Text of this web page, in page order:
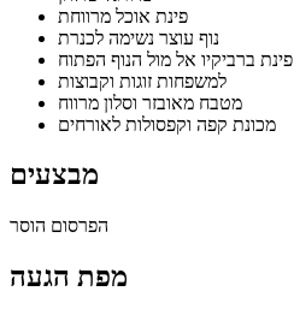
פינת אוכל מרווחת
נוף עוצר נשימה לכנרת
פינת ברביקיו אל מול הנוף הפתוח
למשפחות זוגות וקבוצות
מטבח מאובזר וסלון מרווח
מכונת קפה וקפסולות לאורחים
מבצעים
הפרסום הוסר
מפת הגעה